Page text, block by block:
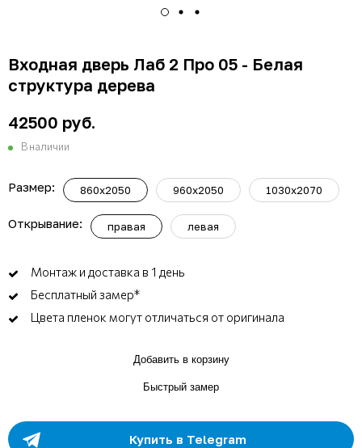
Входная дверь Лаб 2 Про 05 - Белая
структура дерева
42500 руб.
В наличии
Размер: 860х2050 960х2050 1030х2070
Открывание: правая левая
Монтаж и доставка в 1 день
Бесплатный замер*
Цвета пленок могут отличаться от оригинала
Добавить в корзину
Быстрый замер
Купить в Telegram